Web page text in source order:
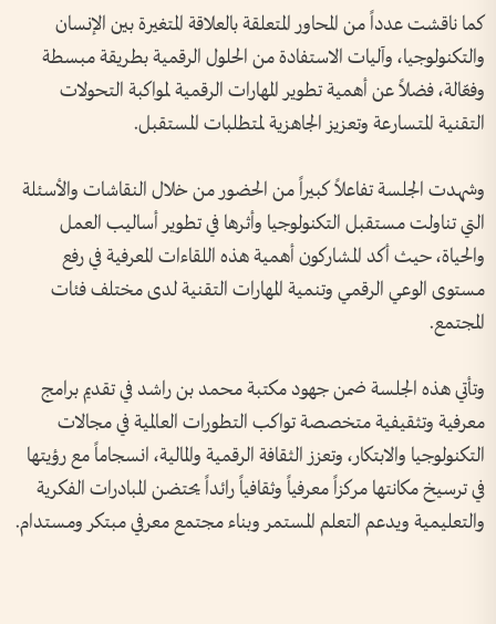
كما ناقشت عدداً من المحاور المتعلقة بالعلاقة المتغيرة بين الإنسان
والتكنولوجيا، وآليات الاستفادة من الحلول الرقمية بطريقة مبسطة
وفعّالة، فضلاً عن أهمية تطوير المهارات الرقمية لمواكبة التحولات
التقنية المتسارعة وتعزيز الجاهزية لمتطلبات المستقبل.
وشهدت الجلسة تفاعلاً كبيراً من الحضور من خلال النقاشات والأسئلة
التي تناولت مستقبل التكنولوجيا وأثرها في تطوير أساليب العمل
والحياة، حيث أكد المشاركون أهمية هذه اللقاءات المعرفية في رفع
مستوى الوعي الرقمي وتنمية المهارات التقنية لدى مختلف فئات
المجتمع.
وتأتي هذه الجلسة ضمن جهود مكتبة محمد بن راشد في تقديم برامج
معرفية وتثقيفية متخصصة تواكب التطورات العالمية في مجالات
التكنولوجيا والابتكار، وتعزز الثقافة الرقمية والمالية، انسجاماً مع رؤيتها
في ترسيخ مكانتها مركزاً معرفياً وثقافياً رائداً يحتضن المبادرات الفكرية
والتعليمية ويدعم التعلم المستمر وبناء مجتمع معرفي مبتكر ومستدام.